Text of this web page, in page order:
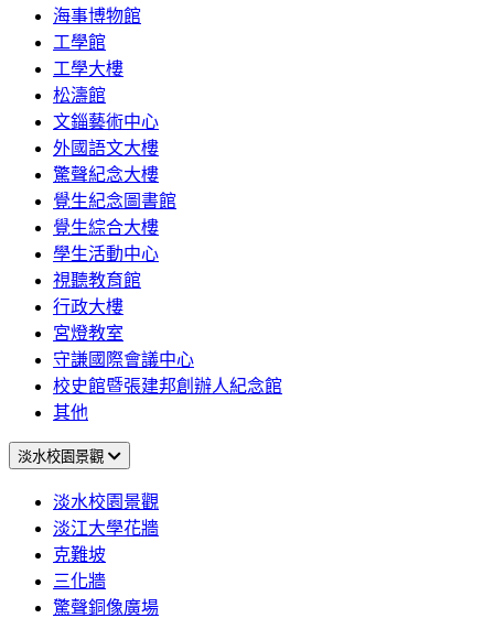
海事博物館
工學館
工學大樓
松濤館
文錙藝術中心
外國語文大樓
驚聲紀念大樓
覺生紀念圖書館
覺生綜合大樓
學生活動中心
視聽教育館
行政大樓
宮燈教室
守謙國際會議中心
校史館暨張建邦創辦人紀念館
其他
淡水校園景觀
淡水校園景觀
淡江大學花牆
克難坡
三化牆
驚聲銅像廣場